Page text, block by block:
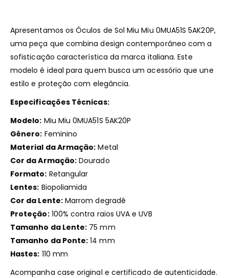
Apresentamos os Óculos de Sol Miu Miu 0MUA51S 5AK20P,
uma peça que combina design contemporâneo com a
sofisticação característica da marca italiana.Este
modelo é ideal para quem busca um acessório que une
estilo e proteção com elegância.
Especificações Técnicas:
Modelo: Miu Miu 0MUA51S 5AK20P
Gênero: Feminino
Material da Armação: Metal
Cor da Armação: Dourado
Formato: Retangular
Lentes: Biopoliamida
Cor da Lente: Marrom degradê
Proteção: 100% contra raios UVA e UVB
Tamanho da Lente: 75 mm
Tamanho da Ponte: 14 mm
Hastes: 110 mm
Acompanha case original e certificado de autenticidade.